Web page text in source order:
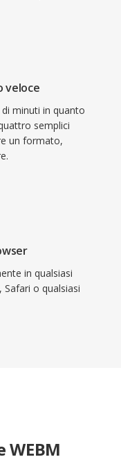
veloce
minuti in quanto
semplici
un formato,
in qualsiasi
o qualsiasi